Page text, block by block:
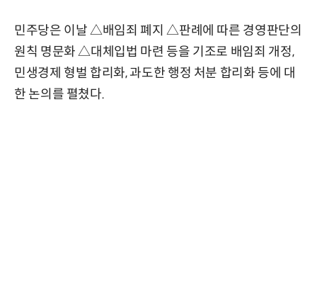
민주당은 이날 △배임죄 폐지 △판례에 따른 경영판단의
원칙 명문화 △대체입법 마련 등을 기조로 배임죄 개정,
민생경제 형벌 합리화, 과도한 행정 처분 합리화 등에 대
한 논의를 펼쳤다.